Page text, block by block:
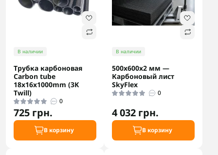
В наличии
Трубка карбоновая
Carbon tube
18x16x1000mm (3K
Twill)
0
725 грн.
В корзину
В наличии
500х600х2 мм —
Карбоновый лист
SkyFlex
0
4 032 грн.
В корзину